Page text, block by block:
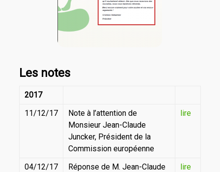
Les notes
2017
11/12/17
Note à l’attention de
Monsieur Jean-Claude
Juncker, Président de la
Commission européenne
lire
04/12/17
Réponse de M. Jean-Claude
lire